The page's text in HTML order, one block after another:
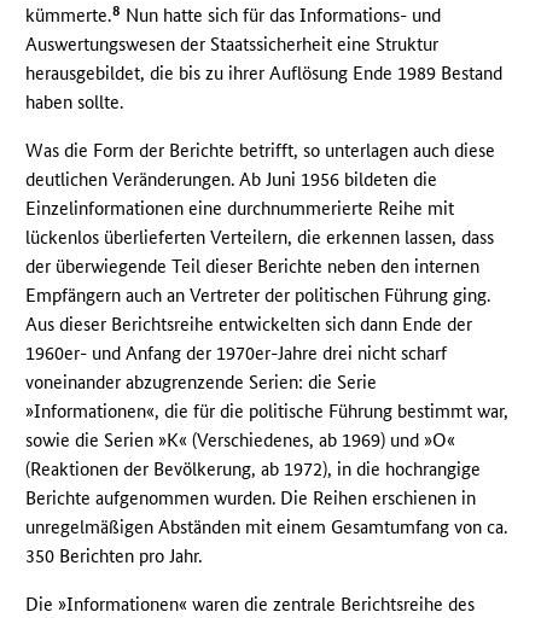
kümmerte.8 Nun hatte sich für das Informations- und
Auswertungswesen der Staatssicherheit eine Struktur
herausgebildet, die bis zu ihrer Auflösung Ende 1989 Bestand
haben sollte.
Was die Form der Berichte betrifft, so unterlagen auch diese
deutlichen Veränderungen. Ab Juni 1956 bildeten die
Einzelinformationen eine durchnummerierte Reihe mit
lückenlos überlieferten Verteilern, die erkennen lassen, dass
der überwiegende Teil dieser Berichte neben den internen
Empfängern auch an Vertreter der politischen Führung ging.
Aus dieser Berichtsreihe entwickelten sich dann Ende der
1960er- und Anfang der 1970er-Jahre drei nicht scharf
voneinander abzugrenzende Serien: die Serie
»Informationen«, die für die politische Führung bestimmt war,
sowie die Serien »K« (Verschiedenes, ab 1969) und »O«
(Reaktionen der Bevölkerung, ab 1972), in die hochrangige
Berichte aufgenommen wurden. Die Reihen erschienen in
unregelmäßigen Abständen mit einem Gesamtumfang von ca.
350 Berichten pro Jahr.
Die »Informationen« waren die zentrale Berichtsreihe des